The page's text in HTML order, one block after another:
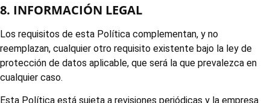
8. INFORMACIÓN LEGAL
Los requisitos de esta Política complementan, y no
reemplazan, cualquier otro requisito existente bajo la ley de
protección de datos aplicable, que será la que prevalezca en
cualquier caso.
Esta Política está sujeta a revisiones periódicas y la empresa